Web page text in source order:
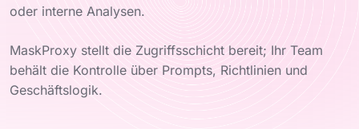
oder interne Analysen.
MaskProxy stellt die Zugriffsschicht bereit; Ihr Team
behält die Kontrolle über Prompts, Richtlinien und
Geschäftslogik.